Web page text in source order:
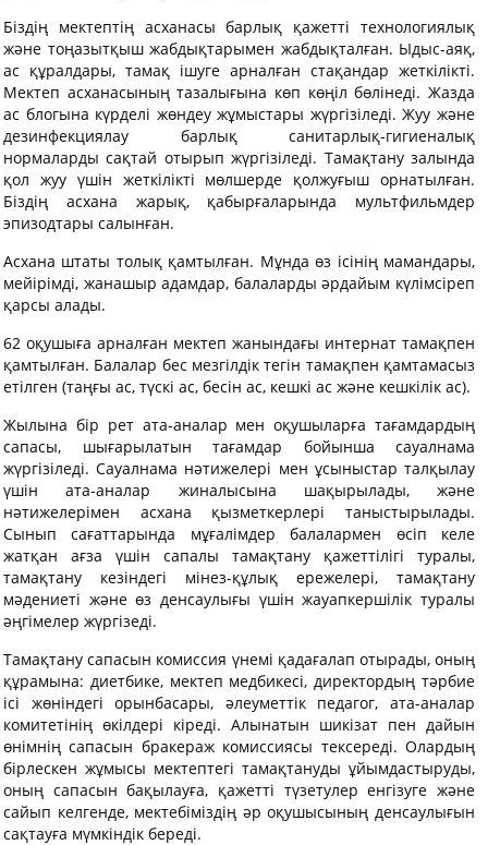
Біздің мектептің асханасы барлық қажетті технологиялық
және тоңазытқыш жабдықтарымен жабдықталған. Ыдыс-аяқ,
ас құралдары, тамақ ішуге арналған стақандар жеткілікті.
Мектеп асханасының тазалығына көп көңіл бөлінеді. Жазда
ас блогына күрделі жөндеу жұмыстары жүргізіледі. Жуу және
дезинфекциялау барлық санитарлық-гигиеналық
нормаларды сақтай отырып жүргізіледі. Тамақтану залында
қол жуу үшін жеткілікті мөлшерде қолжуғыш орнатылған.
Біздің асхана жарық, қабырғаларында мультфильмдер
эпизодтары салынған.
Асхана штаты толық қамтылған. Мұнда өз ісінің мамандары,
мейірімді, жанашыр адамдар, балаларды әрдайым күлімсіреп
қарсы алады.
62 оқушыға арналған мектеп жанындағы интернат тамақпен
қамтылған. Балалар бес мезгілдік тегін тамақпен қамтамасыз
етілген (таңғы ас, түскі ас, бесін ас, кешкі ас және кешкілік ас).
Жылына бір рет ата-аналар мен оқушыларға тағамдардың
сапасы, шығарылатын тағамдар бойынша сауалнама
жүргізіледі. Сауалнама нәтижелері мен ұсыныстар талқылау
үшін ата-аналар жиналысына шақырылады, және
нәтижелерімен асхана қызметкерлері таныстырылады.
Сынып сағаттарында мұғалімдер балалармен өсіп келе
жатқан ағза үшін сапалы тамақтану қажеттілігі туралы,
тамақтану кезіндегі мінез-құлық ережелері, тамақтану
мәдениеті және өз денсаулығы үшін жауапкершілік туралы
әңгімелер жүргізеді.
Тамақтану сапасын комиссия үнемі қадағалап отырады, оның
құрамына: диетбике, мектеп медбикесі, директордың тәрбие
ісі жөніндегі орынбасары, әлеуметтік педагог, ата-аналар
комитетінің өкілдері кіреді. Алынатын шикізат пен дайын
өнімнің сапасын бракераж комиссиясы тексереді. Олардың
бірлескен жұмысы мектептегі тамақтануды ұйымдастыруды,
оның сапасын бақылауға, қажетті түзетулер енгізуге және
сайып келгенде, мектебіміздің әр оқушысының денсаулығын
сақтауға мүмкіндік береді.